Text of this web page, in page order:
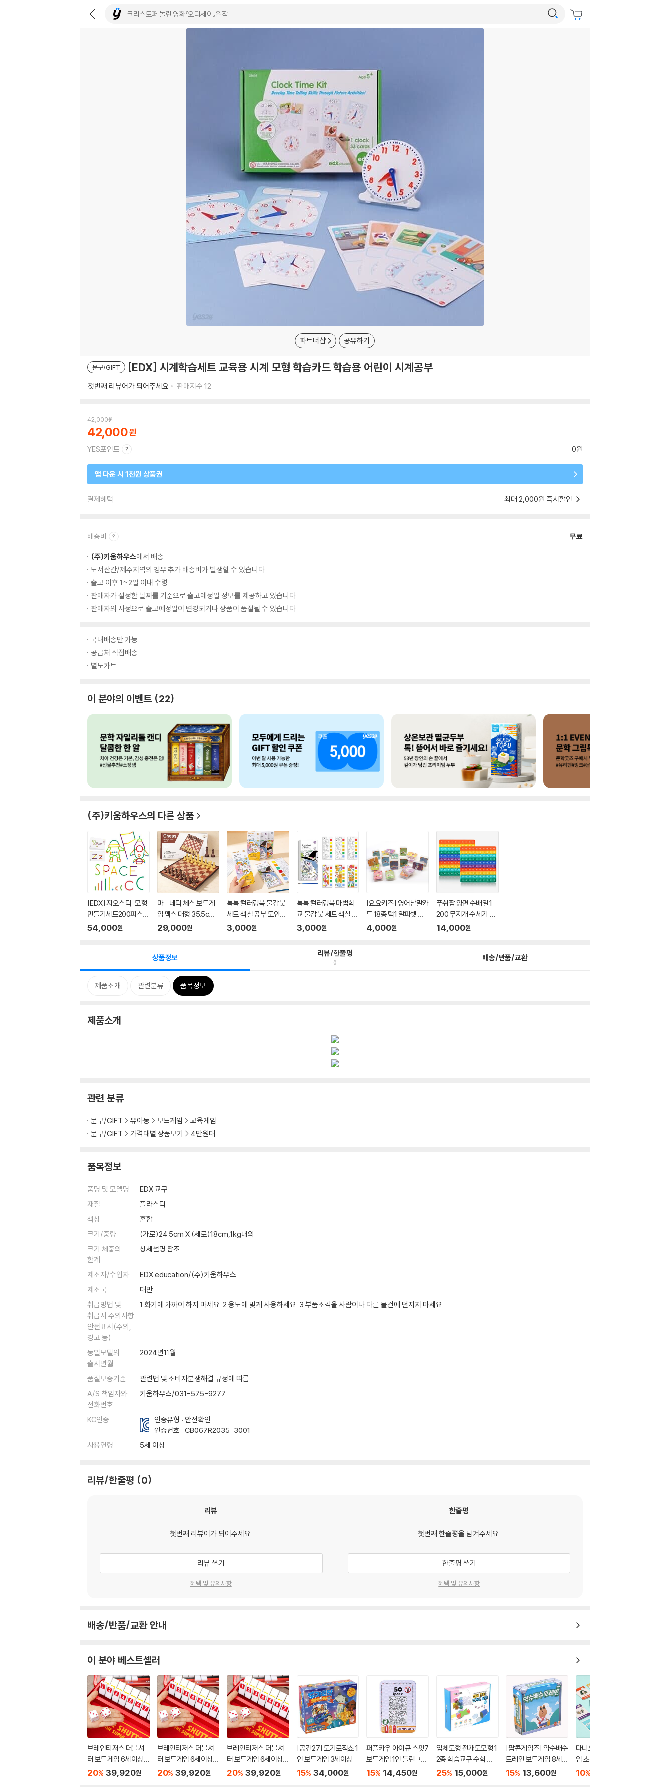
파트너샵 공유하기
문구/GIFT [EDX] 시계학습세트 교육용 시계 모형 학습카드 학습용 어린이 시계공부
첫번째 리뷰어가 되어주세요 판매지수 12
42,000원
42,000
YES포인트 0원
앱 다운 시 1천원 상품권
결제혜택 최대 2,000원 즉시할인
배송비 무료
(주)키움하우스에서 배송
도서산간/제주지역의 경우 추가 배송비가 발생할 수 있습니다.
출고 이후 1~2일 이내 수령
판매자가 설정한 날짜를 기준으로 출고예정일 정보를 제공하고 있습니다.
판매자의 사정으로 출고예정일이 변경되거나 상품이 품절될 수 있습니다.
국내배송만 가능
공급처 직접배송
별도카트
이 분야의 이벤트 22
(주)키움하우스의 다른 상품
[EDX] 지오스틱-모형
만들기세트200피스
어린이 ...
54,000원
마그네틱 체스 보드게
임 맥스 대형 35.5cm
자석 ...
29,000원
톡톡 컬러링북 물감 붓
세트 색칠 공부 도안
어...
3,000원
톡톡 컬러링북 마법학
교 물감 붓 세트 색칠 공
부...
3,000원
[요요키즈] 영어낱말카
드 18종 택1 알파벳 컬
러 ...
4,000원
푸쉬팝 양면 수배열 1-
200 무지개 수세기 수
교구...
14,000원
상품정보 리뷰/한줄평
0 배송/반품/교환
제품소개 관련분류 품목정보
제품소개
관련 분류
문구/GIFT 유아동 보드게임
교육게임
문구/GIFT
가격대별 상품보기 4만원대
품목정보
품명 및 모델명
EDX 교구
재질
플라스틱
색상
혼합
크기/중량
(가로)24.5cm X (세로)18cm,1kg내외
크기.체중의
한계
상세설명 참조
제조자/수입자
EDX education/(주)키움하우스
제조국
대만
취급방법 및
취급시 주의사항
안전표시(주의,
경고 등)
1.화기에 가까이 하지 마세요. 2.용도에 맞게 사용하세요. 3.부품조각을 사람이나 다른 물건에 던지지 마세요.
동일모델의
출시년월
2024년11월
품질보증기준
관련법 및 소비자분쟁해결 규정에 따름
A/S 책임자와
전화번호
키움하우스/031-575-9277
KC인증
인증유형 : 안전확인
인증번호 :CB067R2035-3001
사용연령
5세 이상
리뷰/한줄평 0
리뷰
첫번째 리뷰어가 되어주세요.
리뷰 쓰기
혜택 및 유의사항
한줄평
첫번째 한줄평을 남겨주세요.
한줄평 쓰기
혜택 및 유의사항
배송/반품/교환 안내
이 분야 베스트셀러
브레인티저스 더블셔
터 보드게임 6세이상 1
-6인 연산 가르기 모으
20% 39,920원
브레인티저스 더블셔
터 보드게임 6세이상 1
-6인 연산 가르기 모으
20% 39,920원
브레인티저스 더블셔
터 보드게임 6세이상 1
-6인 연산 가르기 모으
20% 39,920원
[공간27] 도기로직쇼 1
인 보드게임 3세이상
15% 34,000원
퍼플카우 아이큐 스팟7
보드게임 1인 틀린그림
찾기
15% 14,450원
입체도형 전개도모형 1
2종 학습교구 수학 정
다면체
25% 15,000원
[팝콘게임즈] 약수배수
트레인 보드게임 8세이
상 2-5인 기초수학
15% 13,600원
다니오 한국사 보드게
임 초등 역사 교구 8세
가족게임
10%